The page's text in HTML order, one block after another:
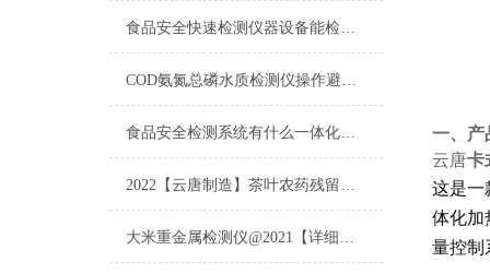
食品安全快速检测仪器设备能检什么？一张表说清适用范围
COD氨氮总磷水质检测仪操作避坑指南：这几个步骤直接影响数据准确性
食品安全检测系统有什么一体化配置·2023仪器仪表推荐·山东云唐
2022【云唐制造】茶叶农药残留检测仪多少钱一台@山东云唐仪器仪表制造
大米重金属检测仪@2021【详细版本】@专业检测大米重金属仪器仪表
一、产
云唐卡
这是一
体化加
量控制